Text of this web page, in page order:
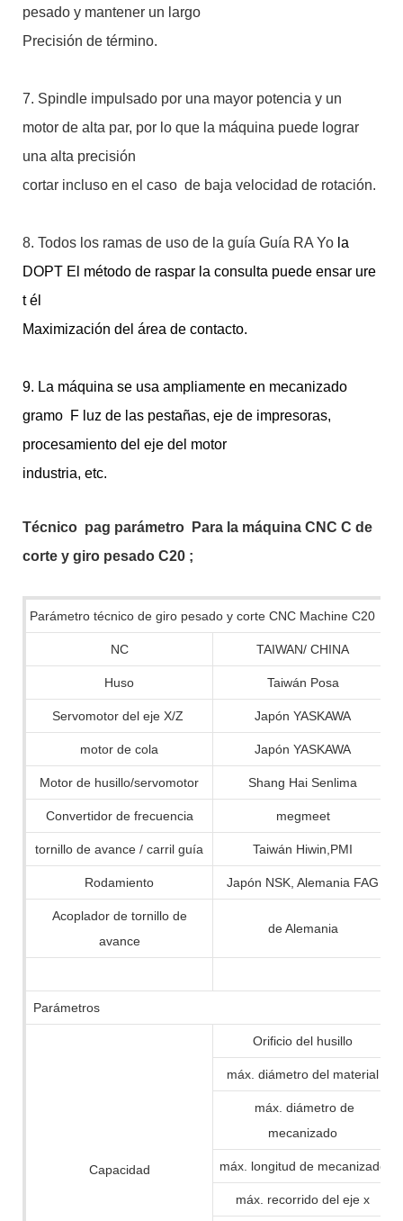
pesado y mantener un largo
Precisión de término.
7. Spindle impulsado por una mayor potencia y un
motor de alta par, por lo que la máquina puede lograr
una alta precisión
cortar incluso en el caso de baja velocidad de rotación.
8. Todos los ramas de uso de la guía Guía RA Yo la
DOPT El método de raspar la consulta puede ensar ure
tél
Maximización del área de contacto.
9. La máquina se usa ampliamente en mecanizado
gramo F luz de las pestañas, eje de impresoras,
procesamiento del eje del motor
industria, etc.
Técnico pag parámetro
Para la máquina CNC C de
corte y giro pesado C20 ;
Parámetro técnico de giro pesado y corte CNC Machine C20
NC TAIWAN/ CHINA
Huso Taiwán Posa
Servomotor del eje X/Z Japón YASKAWA
motor de cola Japón YASKAWA
Motor de husillo/servomotor Shang Hai Senlima
Convertidor de frecuencia megmeet
tornillo de avance / carril guía Taiwán Hiwin,PMI
Rodamiento Japón NSK, Alemania FAG
Acoplador de tornillo de
avance
de Alemania
Parámetros
Capacidad
Orificio del husillo
máx. diámetro del material
máx. diámetro de
mecanizado
máx. longitud de mecanizado
máx. recorrido del eje x